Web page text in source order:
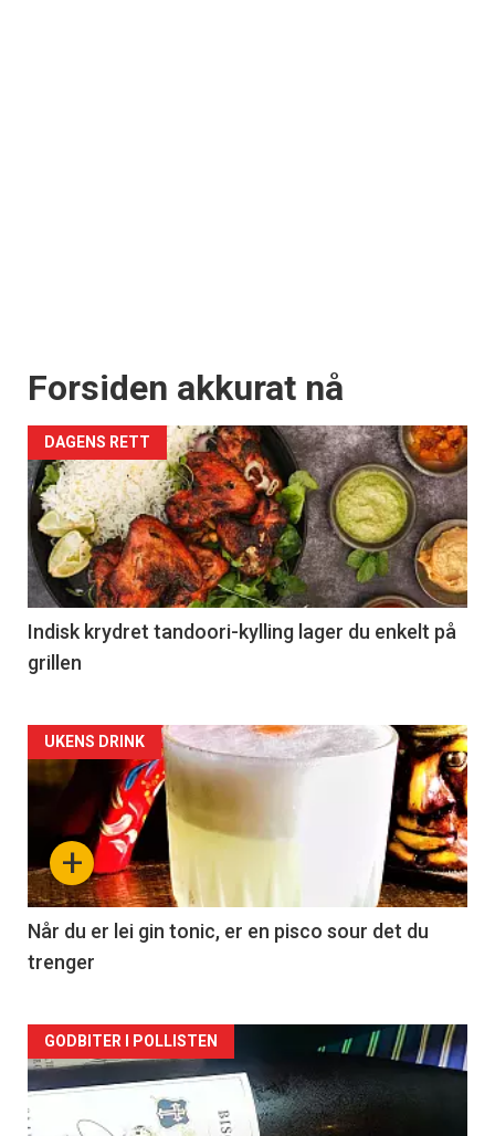
Forsiden akkurat nå
DAGENS RETT
Indisk krydret tandoori-kylling lager du enkelt på
grillen
Forsiden
akkurat
nå
-
2
+
UKENS DRINK
Når du er lei gin tonic, er en pisco sour det du
trenger
Forsiden
akkurat
GODBITER I POLLISTEN